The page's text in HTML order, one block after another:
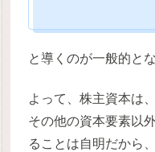
と導くのが一般的と
よって、株主資本は
その他の資本要素以
ることは自明だから、